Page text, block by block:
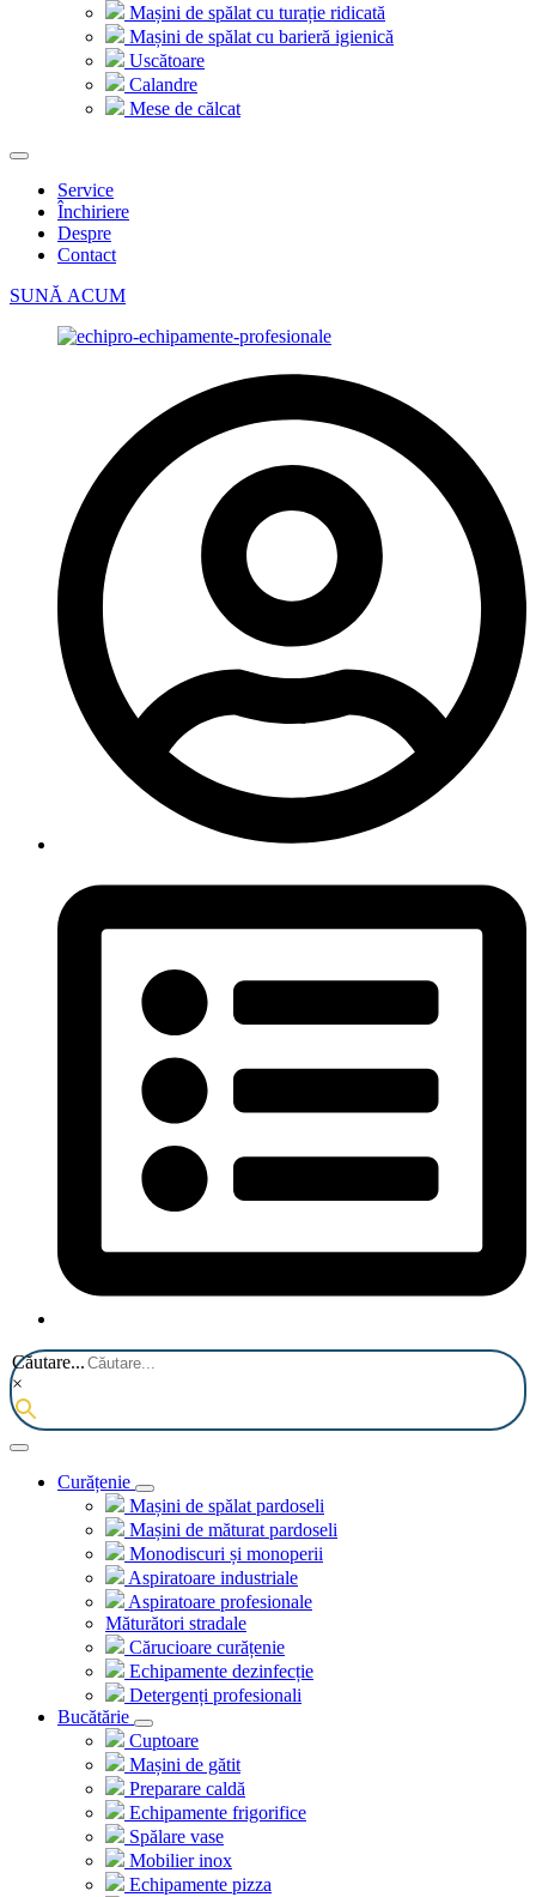
Mașini de spălat cu turație ridicată
Mașini de spălat cu barieră igienică
Uscătoare
Calandre
Mese de călcat
Service
Închiriere
Despre
Contact
SUNĂ ACUM
Căutare...
×
Curățenie
Mașini de spălat pardoseli
Mașini de măturat pardoseli
Monodiscuri și monoperii
Aspiratoare industriale
Aspiratoare profesionale
Măturători stradale
Cărucioare curățenie
Echipamente dezinfecție
Detergenți profesionali
Bucătărie
Cuptoare
Mașini de gătit
Preparare caldă
Echipamente frigorifice
Spălare vase
Mobilier inox
Echipamente pizza